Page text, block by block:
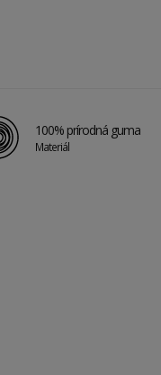
100% prírodná guma
Materiál